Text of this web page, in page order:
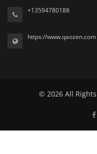
+13594780188
https://www.qaozen.com
© 2026 All